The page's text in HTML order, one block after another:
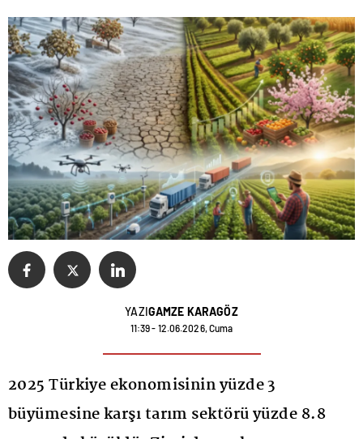
YAZIGAMZE KARAGÖZ
11:39 - 12.06.2026, Cuma
2025 Türkiye ekonomisinin yüzde 3
büyümesine karşı tarım sektörü yüzde 8.8